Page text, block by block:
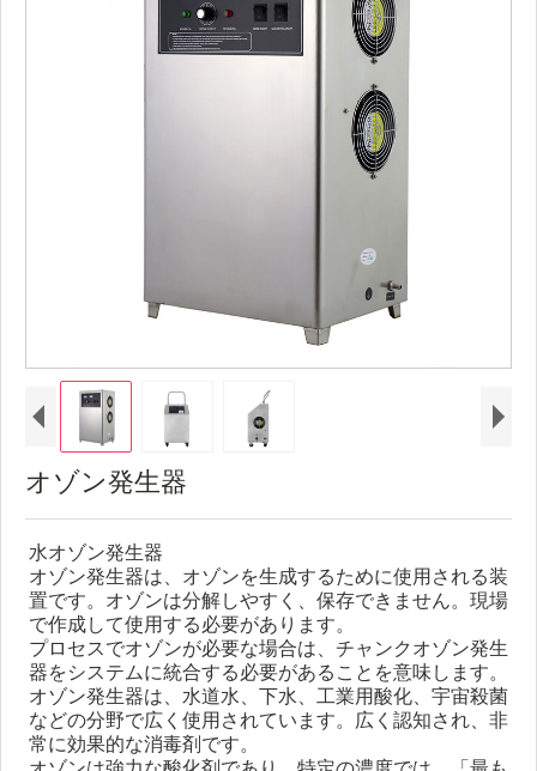
オゾン発生器
水オゾン発生器
オゾン発生器は、オゾンを生成するために使用される装
置です。オゾンは分解しやすく、保存できません。現場
で作成して使用する必要があります。
プロセスでオゾンが必要な場合は、チャンクオゾン発生
器をシステムに統合する必要があることを意味します。
オゾン発生器は、水道水、下水、工業用酸化、宇宙殺菌
などの分野で広く使用されています。広く認知され、非
常に効果的な消毒剤です。